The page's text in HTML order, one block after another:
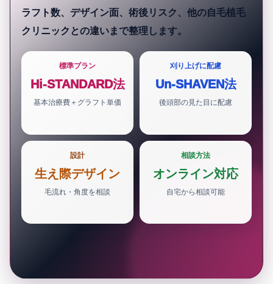
ラフト数、デザイン面、術後リスク、他の自毛植毛
クリニックとの違いまで整理します。
標準プラン
Hi-STANDARD法
基本治療費＋グラフト単価
刈り上げに配慮
Un-SHAVEN法
後頭部の見た目に配慮
設計
生え際デザイン
毛流れ・角度を相談
相談方法
オンライン対応
自宅から相談可能